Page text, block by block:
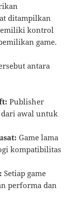
ditampilkan
kontrol
game.
antara
Publisher
awal untuk
Game lama
kompatibilitas
Setiap game
performa dan